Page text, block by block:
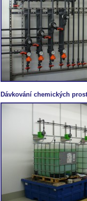
Dávkování chemických